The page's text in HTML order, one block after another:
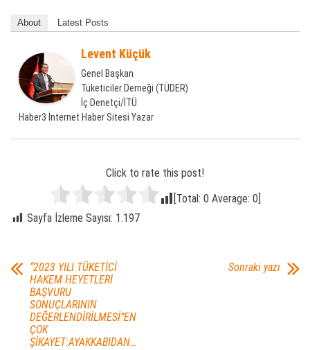
About Latest Posts
Levent Küçük
Genel Başkan
Tüketiciler Derneği (TÜDER)
İç Denetçi/İTÜ
Haber3 İnternet Haber Sitesi Yazar
Click to rate this post!
[Total: 0 Average: 0]
Sayfa İzleme Sayısı: 1.197
“2023 YILI TÜKETİCİ
HAKEM HEYETLERİ
BAŞVURU
SONUÇLARININ
DEĞERLENDİRİLMESİ”EN
ÇOK
ŞİKAYET:AYAKKABIDAN…
Sonraki yazı